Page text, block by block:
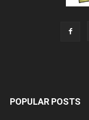
POPULAR POSTS